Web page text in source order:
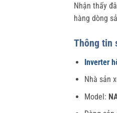
Nhận thấy
hàng dòng
Thông tin
Inverter
Nhà sản
Model: